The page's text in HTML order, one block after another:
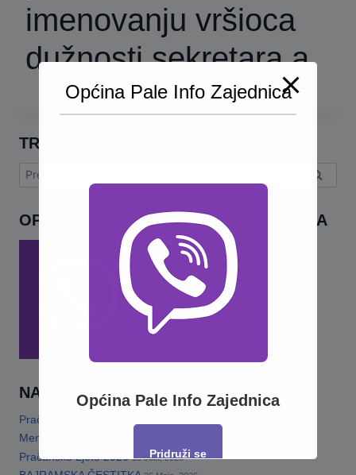
imenovanju vršioca
dužnosti sekretara a
TRAŽI
Pretraga:
OPĆINA PALE INFO – VIBER ZAJEDNICA
NAJNOVIJE
Pračansko ljeto 2026 · Program za djecu
Memorijalni turnir„Šefko Mutapčić“
Pračansko Ljeto 2026 13 Jula, 2026
Općina Pale Info Zajednica
Općina Pale Info Zajednica
Pridruži se